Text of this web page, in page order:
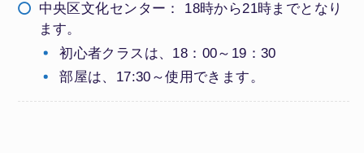
中央区文化センター： 18時から21時までとなり
ます。
初心者クラスは、18：00～19：30
部屋は、17:30～使用できます。